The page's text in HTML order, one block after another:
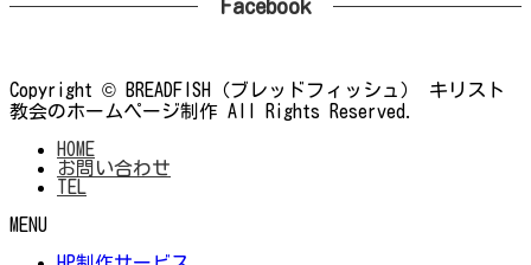
Facebook
Copyright © BREADFISH（ブレッドフィッシュ） キリスト
教会のホームページ制作 All Rights Reserved.
HOME
お問い合わせ
TEL
MENU